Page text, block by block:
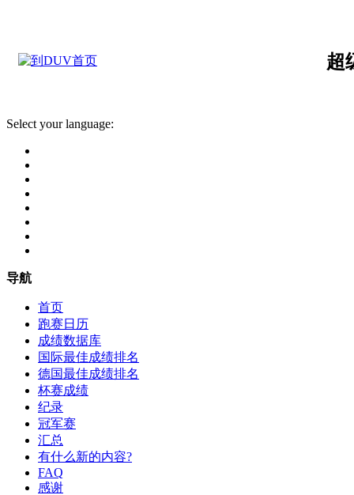
超
Select your language:
导航
首页
跑赛日历
成绩数据库
国际最佳成绩排名
德国最佳成绩排名
杯赛成绩
纪录
冠军赛
汇总
有什么新的内容?
FAQ
感谢